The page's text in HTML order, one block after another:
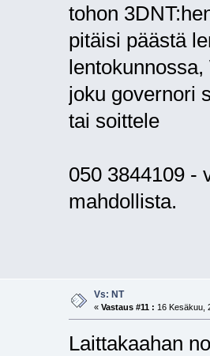
tohon
pitäisi päästä
joku governori
tai soittele
050 3844109 -
mahdollista.
Vs: NT
« Vastaus #11 : 16 Kesäkuu,
Laittakaahan